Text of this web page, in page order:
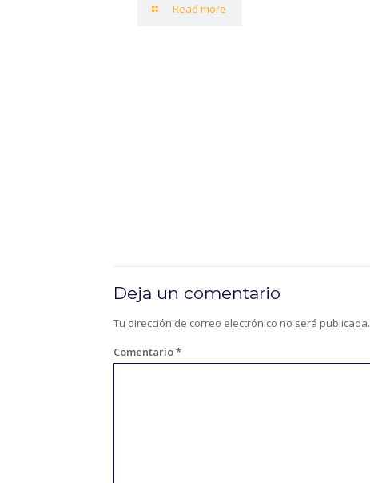
Read more
Deja un comentario
Tu dirección de correo electrónico no será publicada.
Comentario*